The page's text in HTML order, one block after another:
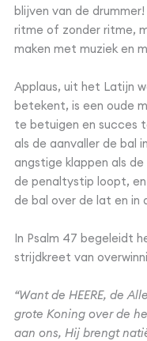
blijven van de
ritme of zonder ritme,
maken met muziek en
Applaus, uit het Latijn
betekent, is een oude
te betuigen en succes
als de aanvaller de bal
angstige klappen als
de penaltystip loopt,
de bal over de lat en in
In Psalm 47 begeleidt
strijdkreet van
“Want de HEERE, de
grote Koning over de
aan ons, Hij brengt